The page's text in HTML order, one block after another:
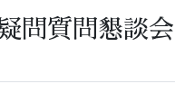
問質問懇談会